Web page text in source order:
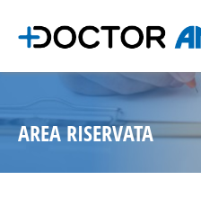
AREA RISERVATA